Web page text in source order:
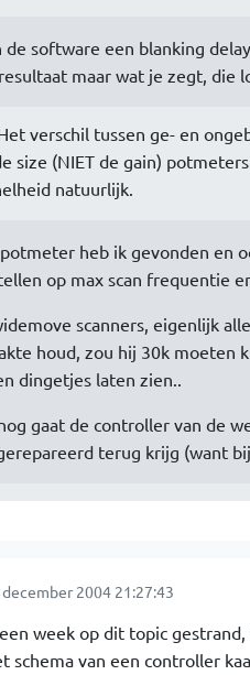
de software een blanking
maar wat je zegt, die
verschil tussen ge- en
size (NIET de gain)
natuurlijk.
heb ik gevonden en
op max scan frequentie
scanners, eigenlijk
houd, zou hij 30k moeten
dingetjes laten zien..
gaat de controller van de
terug krijg (want
2004 21:27:43
week op dit topic
schema van een controller